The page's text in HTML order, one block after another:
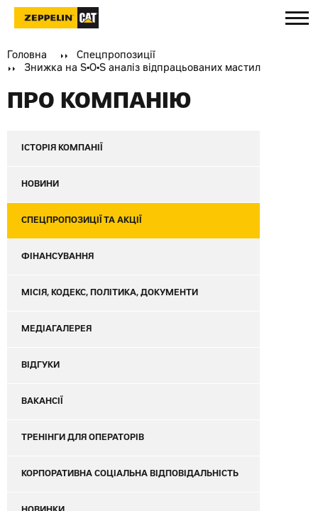
Головна
Спецпропозиції
Знижка на S•O•S аналіз відпрацьованих мастил
ПРО КОМПАНІЮ
ІСТОРІЯ КОМПАНІЇ
НОВИНИ
СПЕЦПРОПОЗИЦІЇ ТА АКЦІЇ
ФІНАНСУВАННЯ
МІСІЯ, КОДЕКС, ПОЛІТИКА, ДОКУМЕНТИ
МЕДІАГАЛЕРЕЯ
ВІДГУКИ
ВАКАНСІЇ
ТРЕНІНГИ ДЛЯ ОПЕРАТОРІВ
КОРПОРАТИВНА СОЦІАЛЬНА ВІДПОВІДАЛЬНІСТЬ